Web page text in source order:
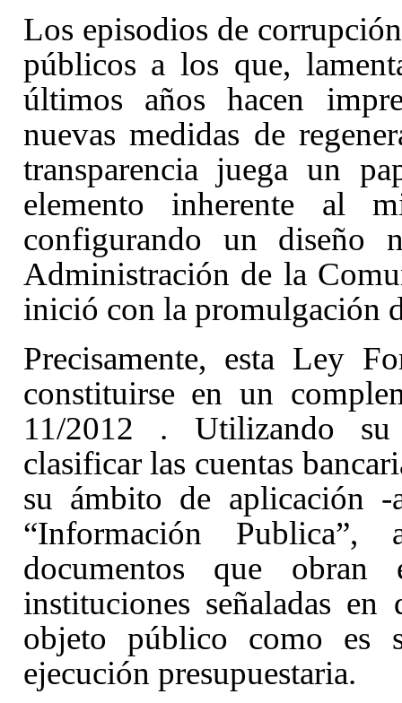
Los episodios de
públicos a los que,
últimos años hacen
nuevas medidas de
transparencia juega un
elemento inherente al
configurando un diseño
Administración de la
inició con la promulgación
Precisamente, esta Ley
constituirse en un
11/2012 . Utilizando su
clasificar las cuentas
su ámbito de aplicación
“Información
documentos que
instituciones señaladas
objeto público como es
ejecución presupuestaria.